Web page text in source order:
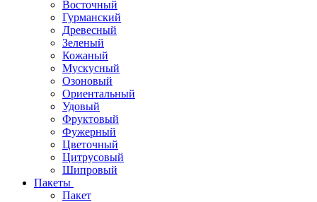
Восточный
Гурманский
Древесный
Зеленый
Кожаный
Мускусный
Озоновый
Ориентальный
Удовый
Фруктовый
Фужерный
Цветочный
Цитрусовый
Шипровый
Пакеты
Пакет